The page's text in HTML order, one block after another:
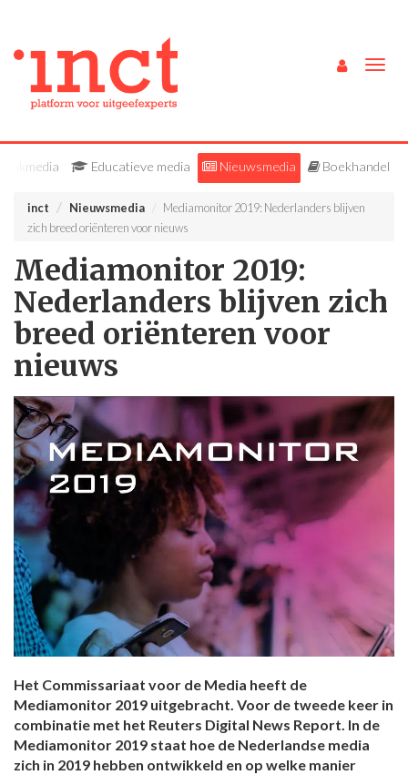
Vakmedia Educatieve media Nieuwsmedia Boekhandel
inct Nieuwsmedia
Mediamonitor 2019: Nederlanders blijven
zich breed oriënteren voor nieuws
Mediamonitor 2019:
Nederlanders blijven zich
breed oriënteren voor
nieuws
Het Commissariaat voor de Media heeft de
Mediamonitor 2019 uitgebracht. Voor de tweede keer in
combinatie met het Reuters Digital News Report. In de
Mediamonitor 2019 staat hoe de Nederlandse media
zich in 2019 hebben ontwikkeld en op welke manier